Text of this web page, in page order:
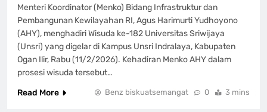
Menteri Koordinator (Menko) Bidang Infrastruktur dan
Pembangunan Kewilayahan RI, Agus Harimurti Yudhoyono
(AHY), menghadiri Wisuda ke-182 Universitas Sriwijaya
(Unsri) yang digelar di Kampus Unsri Indralaya, Kabupaten
Ogan Ilir, Rabu (11/2/2026). Kehadiran Menko AHY dalam
prosesi wisuda tersebut…
Read More
Benz biskuatsemangat 0 3 mins